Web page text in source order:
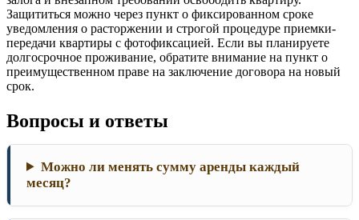
Защититься можно через пункт о фиксированном сроке
уведомления о расторжении и строгой процедуре приемки-
передачи квартиры с фотофиксацией. Если вы планируете
долгосрочное проживание, обратите внимание на пункт о
преимущественном праве на заключение договора на новый
срок.
Вопросы и ответы
Можно ли менять сумму аренды каждый
месяц?